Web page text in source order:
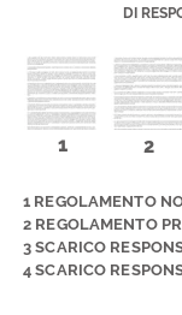
DI
1 2
1 REGOLAMENTO
2 REGOLAMENTO
3 SCARICO
4 SCARICO